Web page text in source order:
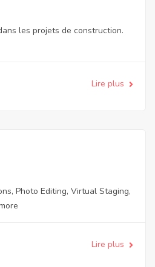
les projets de construction.
Lire plus
Photo Editing, Virtual Staging,
Lire plus